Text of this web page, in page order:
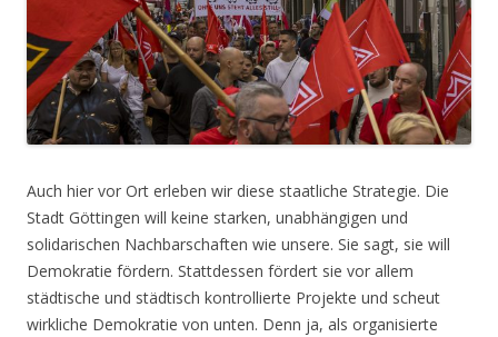
Auch hier vor Ort erleben wir diese staatliche Strategie. Die
Stadt Göttingen will keine starken, unabhängigen und
solidarischen Nachbarschaften wie unsere. Sie sagt, sie will
Demokratie fördern. Stattdessen fördert sie vor allem
städtische und städtisch kontrollierte Projekte und scheut
wirkliche Demokratie von unten. Denn ja, als organisierte